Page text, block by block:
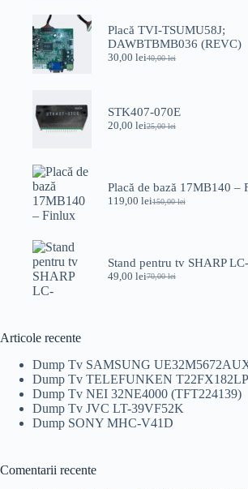
120,00 lei.
Placă TVI-TSUMU58J;
DAWBTBMB036 (REVC)
40,00lei
Prețul
40,00 lei.
30,00 leiPrețul
STK407-070E
25,00lei
Prețul
25,00 lei.
20,00 leiPrețul
Placă de bază 17MB140 –
150,00lei
Prețul
150,00 lei.
119,00 leiPrețul
Stand pentru tv SHARP
70,00lei
Prețul
49,00 leiPrețul
Articole recente
Dump Tv SAMSUNG
Dump Tv TELEFUNKEN T22FX182LP
Dump Tv NEI 32NE4000 (TFT224139)
Dump Tv JVC LT-39VF52K
Dump SONY MHC-V41D
Comentarii recente